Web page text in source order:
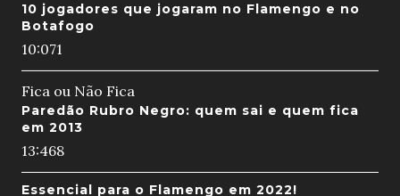
10 jogadores que jogaram no Flamengo e no
Botafogo
10:071
Fica ou Não Fica
Paredão Rubro Negro: quem sai e quem fica
em 2013
13:468
Essencial para o Flamengo em 2022!